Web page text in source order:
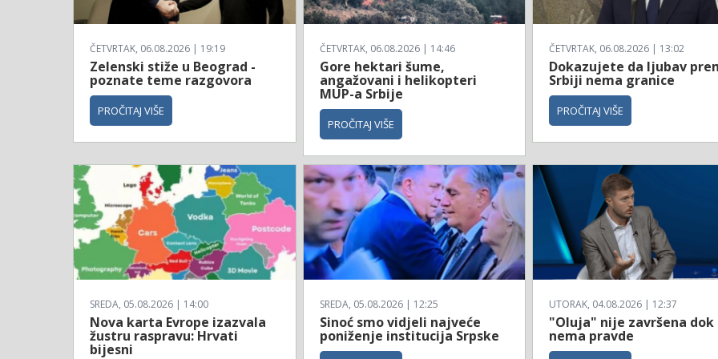
ČETVRTAK, 06.08.2026 | 19:19
Zelenski stiže u Beograd -
poznate teme razgovora
PROČITAJ VIŠE
ČETVRTAK, 06.08.2026 | 14:46
Gore hektari šume,
angažovani i helikopteri
MUP-a Srbije
PROČITAJ VIŠE
ČETVRTAK, 06.08.2026 | 13:02
Dokazujete da ljubav
Srbiji nema granice
PROČITAJ VIŠE
SREDA, 05.08.2026 | 14:00
Nova karta Evrope izazvala
žustru raspravu: Hrvati
bijesni
SREDA, 05.08.2026 | 12:25
Sinoć smo vidjeli najveće
poniženje institucija Srpske
UTORAK, 04.08.2026 | 12:37
"Oluja" nije završena dok
nema pravde